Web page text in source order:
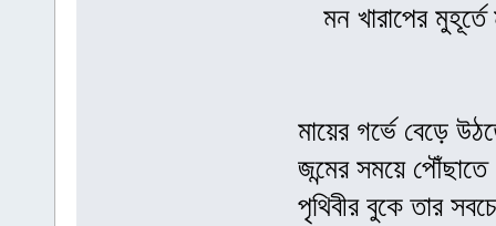
মন খারাপের
মায়ের গর্ভে বেড়ে
জন্মের সময়ে
পৃথিবীর বুকে তার